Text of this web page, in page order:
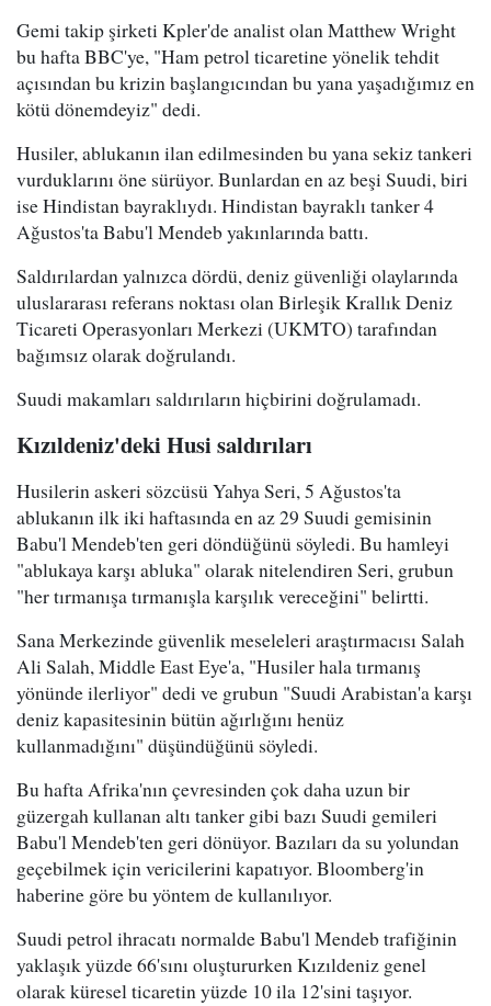
Gemi takip şirketi Kpler'de analist olan Matthew Wright
bu hafta BBC'ye, "Ham petrol ticaretine yönelik tehdit
açısından bu krizin başlangıcından bu yana yaşadığımız en
kötü dönemdeyiz" dedi.
Husiler, ablukanın ilan edilmesinden bu yana sekiz tankeri
vurduklarını öne sürüyor. Bunlardan en az beşi Suudi, biri
ise Hindistan bayraklıydı. Hindistan bayraklı tanker 4
Ağustos'ta Babu'l Mendeb yakınlarında battı.
Saldırılardan yalnızca dördü, deniz güvenliği olaylarında
uluslararası referans noktası olan Birleşik Krallık Deniz
Ticareti Operasyonları Merkezi (UKMTO) tarafından
bağımsız olarak doğrulandı.
Suudi makamları saldırıların hiçbirini doğrulamadı.
Kızıldeniz'deki Husi saldırıları
Husilerin askeri sözcüsü Yahya Seri, 5 Ağustos'ta
ablukanın ilk iki haftasında en az 29 Suudi gemisinin
Babu'l Mendeb'ten geri döndüğünü söyledi. Bu hamleyi
"ablukaya karşı abluka" olarak nitelendiren Seri, grubun
"her tırmanışa tırmanışla karşılık vereceğini" belirtti.
Sana Merkezinde güvenlik meseleleri araştırmacısı Salah
Ali Salah, Middle East Eye'a, "Husiler hala tırmanış
yönünde ilerliyor" dedi ve grubun "Suudi Arabistan'a karşı
deniz kapasitesinin bütün ağırlığını henüz
kullanmadığını" düşündüğünü söyledi.
Bu hafta Afrika'nın çevresinden çok daha uzun bir
güzergah kullanan altı tanker gibi bazı Suudi gemileri
Babu'l Mendeb'ten geri dönüyor. Bazıları da su yolundan
geçebilmek için vericilerini kapatıyor. Bloomberg'in
haberine göre bu yöntem de kullanılıyor.
Suudi petrol ihracatı normalde Babu'l Mendeb trafiğinin
yaklaşık yüzde 66'sını oluştururken Kızıldeniz genel
olarak küresel ticaretin yüzde 10 ila 12'sini taşıyor.